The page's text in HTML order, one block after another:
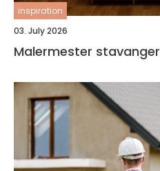
inspiration
03. July 2026